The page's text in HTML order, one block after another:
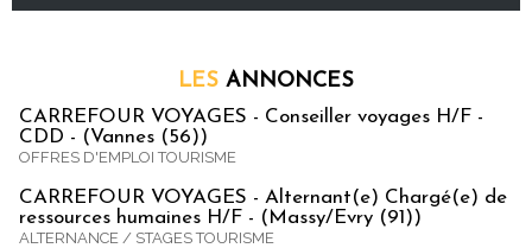
LES ANNONCES
CARREFOUR VOYAGES - Conseiller voyages H/F -
CDD - (Vannes (56))
OFFRES D'EMPLOI TOURISME
CARREFOUR VOYAGES - Alternant(e) Chargé(e) de
ressources humaines H/F - (Massy/Evry (91))
ALTERNANCE / STAGES TOURISME